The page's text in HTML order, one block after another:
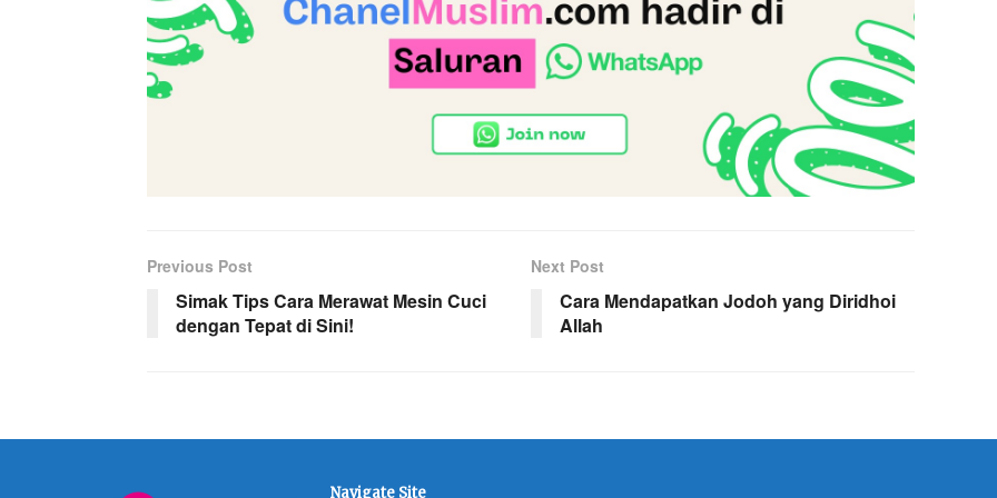
Previous Post
Simak Tips Cara Merawat Mesin Cuci
dengan Tepat di Sini!
Next Post
Cara Mendapatkan Jodoh yang Diridhoi
Allah
Navigate Site